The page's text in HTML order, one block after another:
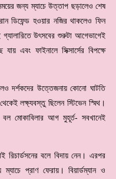
জন্য ম্যাচে উত্তাপ ছড়ালেও শেষ
ডিফেন্ড হওয়ার নজির থাকলেও ফিন
গ্যালারিতে উৎসবের শুরুটা আগেভাগেই
এবং ফাইনালে সিক্সার্সের বিপক্ষে
দর্শকদের উত্তেজনায় কোনো ঘাটতি
লক্ষ্যবস্তু ছিলেন স্টিভেন স্মিথ।
মোকাবিলার আগ মুহূর্ত- সবখানেই
রিচার্ডসনের বলে বিদায় নেন। এরপর
ম্যাচে প্রাণ ফেরায়। বিয়ার্ডম্যান ও